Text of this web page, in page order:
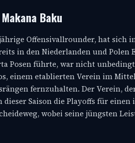
Baku
Offensivallrounder, hat
in den Niederlanden und
Posen führte, war nicht
einem etablierten Verein im
fernzuhalten. Der Verein,
dieser Saison die Playoffs für
wobei seine jüngsten